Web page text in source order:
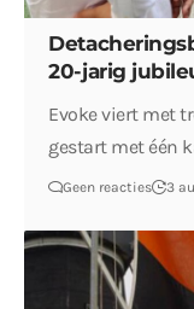
20-jarig
Evoke viert met
gestart met één
Geen reacties 3